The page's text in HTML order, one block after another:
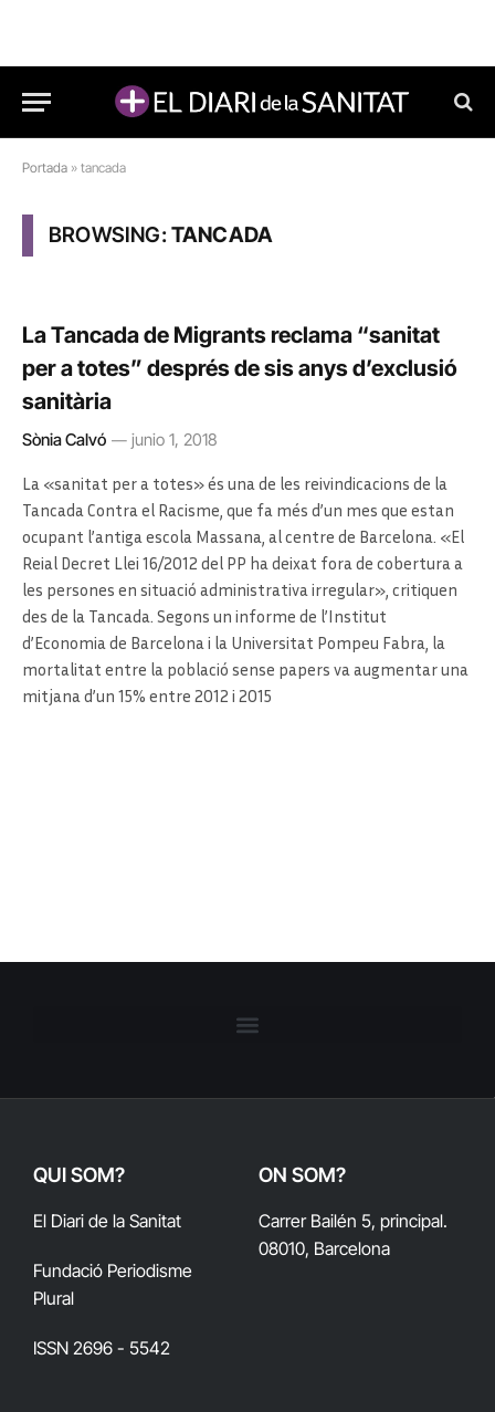
Portada » tancada
BROWSING:TANCADA
La Tancada de Migrants reclama “sanitat
per a totes” després de sis anys d’exclusió
sanitària
Sònia Calvó junio 1, 2018
La «sanitat per a totes» és una de les reivindicacions de la
Tancada Contra el Racisme, que fa més d’un mes que estan
ocupant l’antiga escola Massana, al centre de Barcelona. «El
Reial Decret Llei 16/2012 del PP ha deixat fora de cobertura a
les persones en situació administrativa irregular», critiquen
des de la Tancada. Segons un informe de l’Institut
d’Economia de Barcelona i la Universitat Pompeu Fabra, la
mortalitat entre la població sense papers va augmentar una
mitjana d’un 15% entre 2012 i 2015
QUI SOM?
El Diari de la Sanitat
Fundació Periodisme
Plural
ISSN 2696 - 5542
ON SOM?
Carrer Bailén 5, principal.
08010, Barcelona